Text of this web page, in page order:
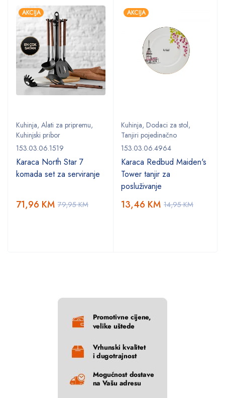
AKCIJA
Kuhinja, Alati za pripremu,
Kuhinjski pribor
153.03.06.1519
Karaca North Star 7
komada set za serviranje
79,95KM
71,96 KM
AKCIJA
Kuhinja, Dodaci za stol,
Tanjiri pojedinačno
153.03.06.4964
Karaca Redbud Maiden's
Tower tanjir za
posluživanje
14,95KM
13,46 KM